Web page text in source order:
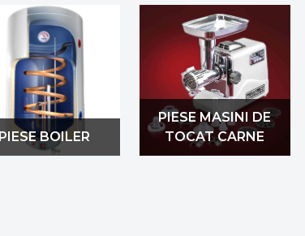
PIESE BOILER
PIESE MASINI DE
TOCAT CARNE